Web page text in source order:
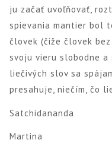
ju začať uvoľňovať,
spievania mantier bol
človek (čiže človek
svoju vieru slobodne a
liečivých slov sa
presahuje, niečím, čo
Satchidananda
Martina